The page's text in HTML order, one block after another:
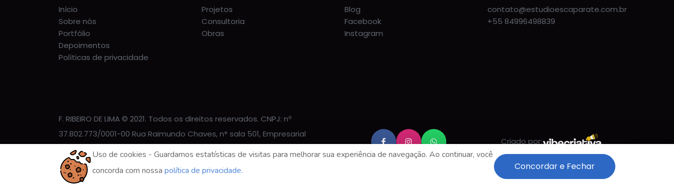
Início
Sobre nós
Portfólio
Depoimentos
Políticas de privacidade
Projetos
Consultoria
Obras
Blog
Facebook
Instagram
contato@estudioescaparate.com.br
+55 84996498839
F. RIBEIRO DE LIMA © 2021. Todos os direitos reservados. CNPJ: nº
37.802.773/0001-00 Rua Raimundo Chaves, n° sala 501, Empresarial
Candelária, Candelária. Natal/RN, 59064-390 |
Maps
Criado por:
Uso de cookies - Guardamos estatísticas de visitas para melhorar sua experiência de navegação. Ao continuar, você
concorda com nossa política de privacidade. Concordar e Fechar